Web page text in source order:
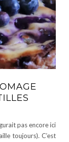
pas encore ici
toujours). C’est